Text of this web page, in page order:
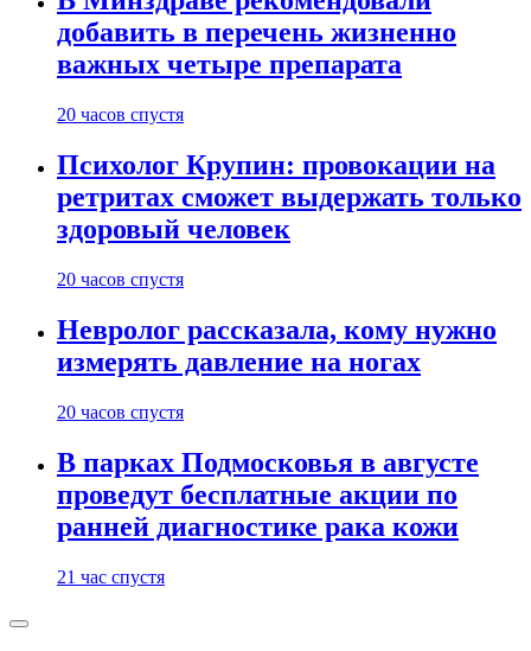
добавить в перечень жизненно
важных четыре препарата
20 часов спустя
Психолог Крупин: провокации на
ретритах сможет выдержать только
здоровый человек
20 часов спустя
Невролог рассказала, кому нужно
измерять давление на ногах
20 часов спустя
В парках Подмосковья в августе
проведут бесплатные акции по
ранней диагностике рака кожи
21 час спустя